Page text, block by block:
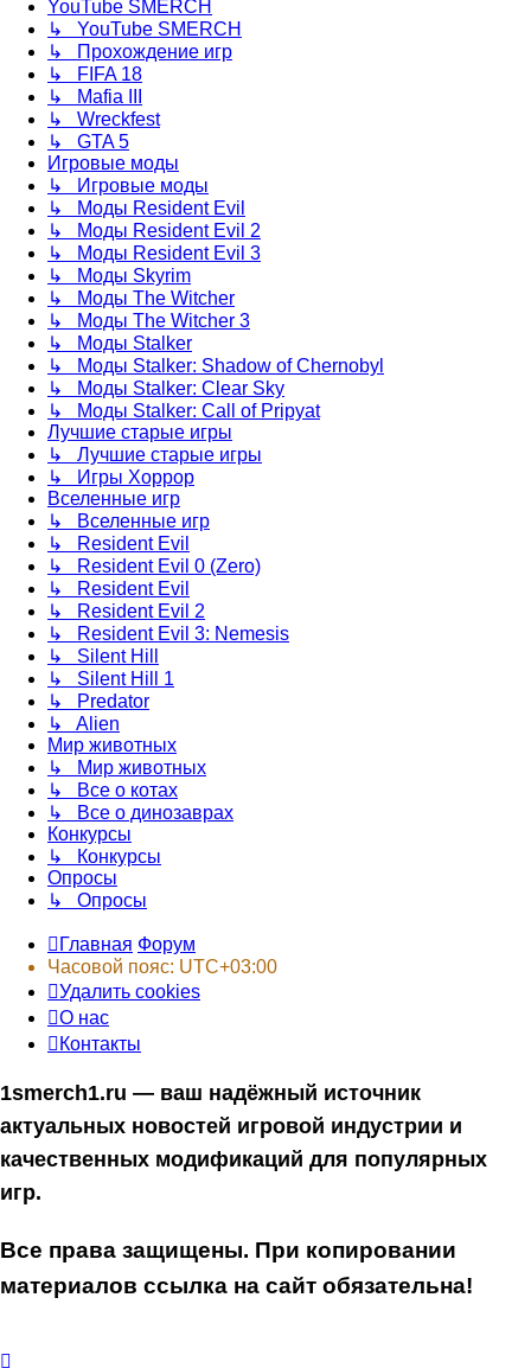
YouTube SMERCH
↳ YouTube SMERCH
↳ Прохождение игр
↳ FIFA 18
↳ Mafia III
↳ Wreckfest
↳ GTA 5
Игровые моды
↳ Игровые моды
↳ Моды Resident Evil
↳ Моды Resident Evil 2
↳ Моды Resident Evil 3
↳ Моды Skyrim
↳ Моды The Witcher
↳ Моды The Witcher 3
↳ Моды Stalker
↳ Моды Stalker: Shadow of Chernobyl
↳ Моды Stalker: Clear Sky
↳ Моды Stalker: Call of Pripyat
Лучшие старые игры
↳ Лучшие старые игры
↳ Игры Хоррор
Вселенные игр
↳ Вселенные игр
↳ Resident Evil
↳ Resident Evil 0 (Zero)
↳ Resident Evil
↳ Resident Evil 2
↳ Resident Evil 3: Nemesis
↳ Silent Hill
↳ Silent Hill 1
↳ Predator
↳ Alien
Мир животных
↳ Мир животных
↳ Все о котах
↳ Все о динозаврах
Конкурсы
↳ Конкурсы
Опросы
↳ Опросы
Главная Форум
Часовой пояс: UTC+03:00
Удалить cookies
О нас
Контакты
1smerch1.ru — ваш надёжный источник
актуальных новостей игровой индустрии и
качественных модификаций для популярных
игр.
Все права защищены. При копировании
материалов ссылка на сайт обязательна!